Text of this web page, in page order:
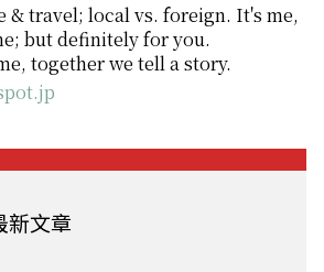
& travel; local vs. foreign. It's me,
but definitely for you.
together we tell a story.
新文章